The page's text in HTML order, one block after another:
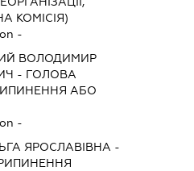
КОМІСІЯ)
-
ВОЛОДИМИР
- ГОЛОВА
АБО
-
ЯРОСЛАВІВНА -